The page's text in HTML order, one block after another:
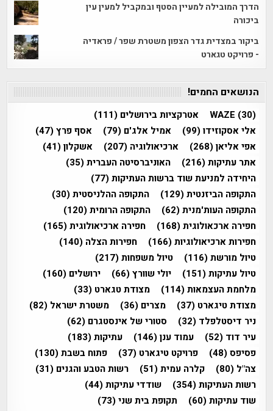
הדרך המובילה למעיין הסטף ובמקביל למעין עין
ביכורה
ביקור במצדית גדר הצפון משטרת שפר / פראדיה
- פרויקט טגארט
הנושאים החמים!
WAZE (30) אטרקציות בירושלים (111)
אלי אסקוזידו(99) אמיל אלג'ם (79) אסף פרץ(47)
אפי אליאן(268) ארכיאולוגיה (207) אשקלון(41)
אתר עתיקות(216) האוניברסיטה העברית(35)
היחידה למניעת שוד ברשות העתיקות(77)
התקופה הביזנטית(129) התקופה ההלניסטית(30)
התקופה העות'מנית(62) התקופה הרומית(120)
חפירה ארכאולוגית(168) חפירה ארכיאולוגית(165)
חפירות ארכיאולוגיות(166) חפירות הצלה (140)
טיול מורשת(116) טיול משפחות(217)
טיול עתיקות(151) יולי שוורץ(66) ירושלים (160)
מלחמת העצמאות(114) מצודת טגארט (33)
מצודת טיגארט (37) מצרים (36) משטרת ישראל (82)
ניר דיסטלפלד (32) סטורי של אינסטגרם (62)
עיר דוד (52) עמוד ענן(146) עתיקות(183)
פסיפס(48) פרויקט טיגארט (37) פתוח בשבת(130)
צה"ל (80) קלרה עמית(51) רשות הטבע והגנים (31)
רשות העתיקות(354) שודדי עתיקות(44)
שוד עתיקות(60) תקופת בית שני(73)